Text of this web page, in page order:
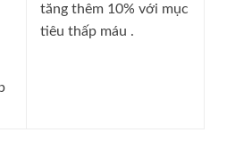
tăng thêm 10% với mục
tiêu thấp máu .